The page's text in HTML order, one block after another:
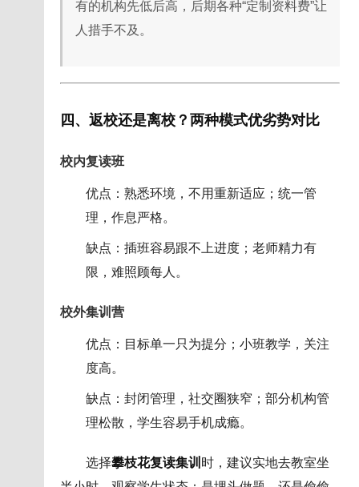
有的机构先低后高，后期各种“定制资料费”让
人措手不及。
四、返校还是离校？两种模式优劣势对比
校内复读班
优点：熟悉环境，不用重新适应；统一管
理，作息严格。
缺点：插班容易跟不上进度；老师精力有
限，难照顾每人。
校外集训营
优点：目标单一只为提分；小班教学，关注
度高。
缺点：封闭管理，社交圈狭窄；部分机构管
理松散，学生容易手机成瘾。
选择攀枝花复读集训 时，建议实地去教室坐